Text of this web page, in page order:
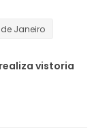
Janeiro
vistoria